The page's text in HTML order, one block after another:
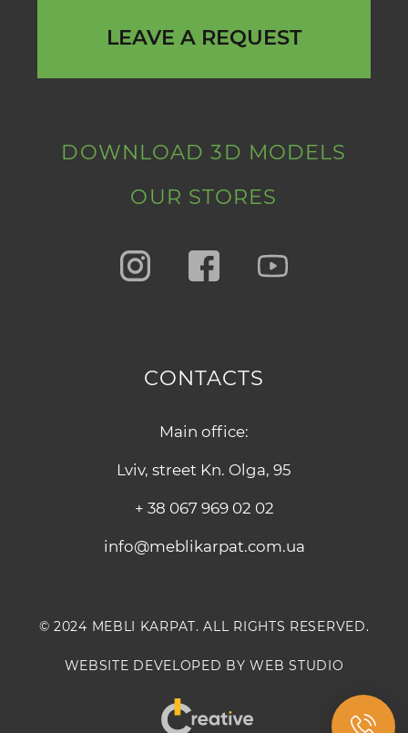
CONTACTS
Main office:
Lviv, street Kn. Olga, 95
+ 38 067 969 02 02
info@meblikarpat.com.ua
DOWNLOAD 3D MODELS
OUR STORES
LEAVE A REQUEST
© 2024 MEBLI KARPAT. ALL RIGHTS RESERVED.
WEBSITE DEVELOPED BY WEB STUDIO